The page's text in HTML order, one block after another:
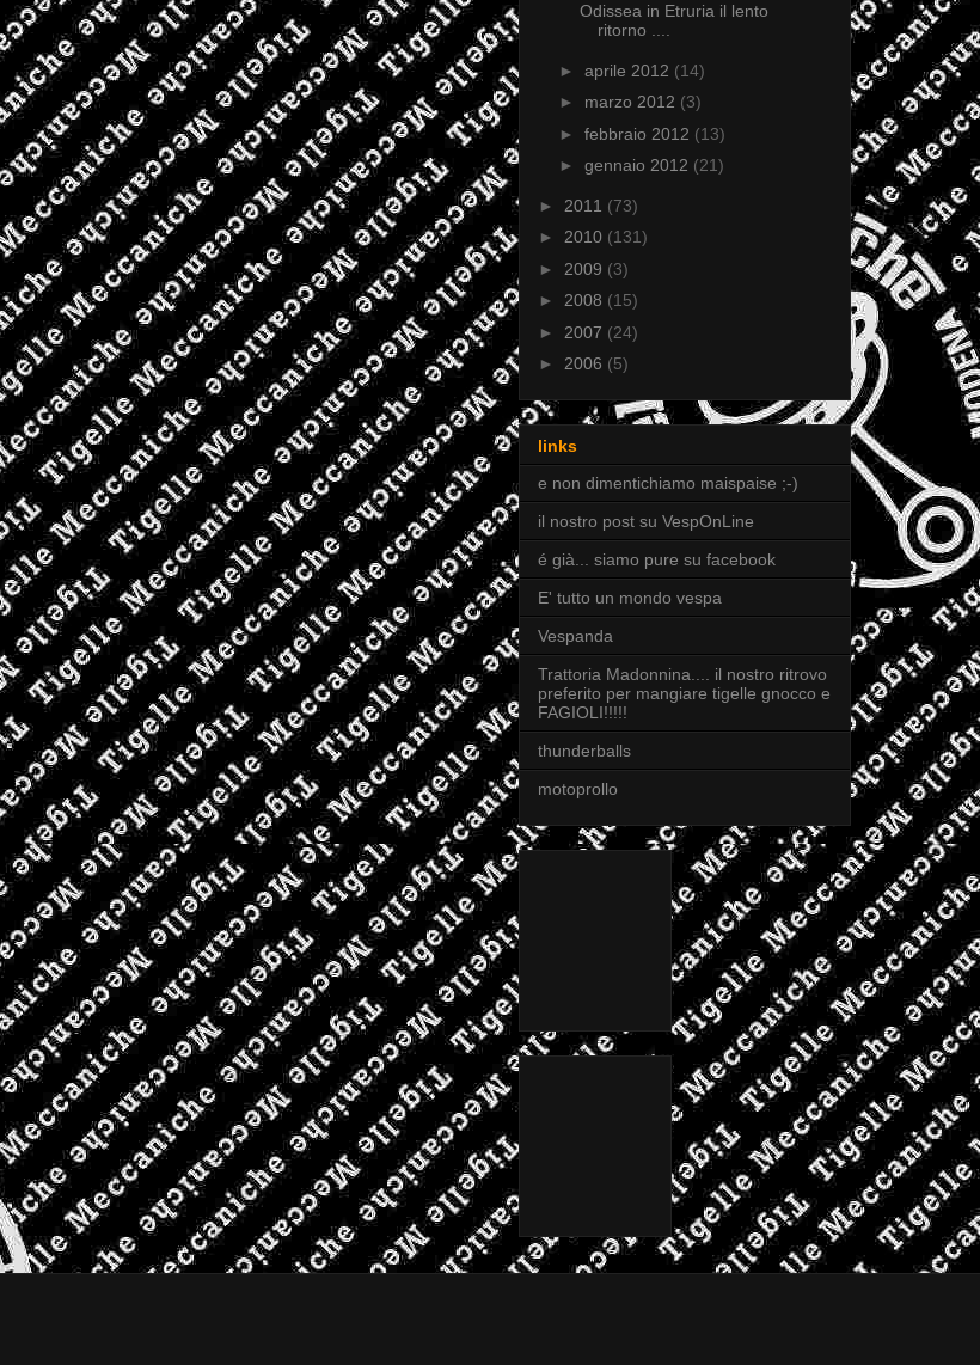
Odissea in Etruria il lento
ritorno ....
► aprile 2012 (14)
► marzo 2012 (3)
► febbraio 2012 (13)
► gennaio 2012 (21)
► 2011 (73)
► 2010 (131)
► 2009 (3)
► 2008 (15)
► 2007 (24)
► 2006 (5)
links
e non dimentichiamo maispaise ;-)
il nostro post su VespOnLine
é già... siamo pure su facebook
E' tutto un mondo vespa
Vespanda
Trattoria Madonnina.... il nostro ritrovo
preferito per mangiare tigelle gnocco e
FAGIOLI!!!!!
thunderballs
motoprollo